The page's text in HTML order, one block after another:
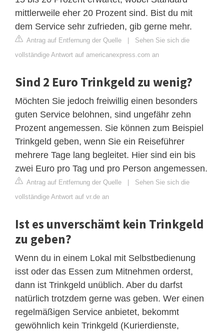
mittlerweile eher 20 Prozent sind. Bist du mit
dem Service sehr zufrieden, gib gerne mehr.
Antrag auf Entfernung der Quelle | Sehen Sie sich die
vollständige Antwort auf americanexpress.com an
Sind 2 Euro Trinkgeld zu wenig?
Möchten Sie jedoch freiwillig einen besonders
guten Service belohnen, sind ungefähr zehn
Prozent angemessen. Sie können zum Beispiel
Trinkgeld geben, wenn Sie ein Reiseführer
mehrere Tage lang begleitet. Hier sind ein bis
zwei Euro pro Tag und pro Person angemessen.
Antrag auf Entfernung der Quelle | Sehen Sie sich die
vollständige Antwort auf vr.de an
Ist es unverschämt kein Trinkgeld
zu geben?
Wenn du in einem Lokal mit Selbstbedienung
isst oder das Essen zum Mitnehmen orderst,
dann ist Trinkgeld unüblich. Aber du darfst
natürlich trotzdem gerne was geben. Wer einen
regelmäßigen Service anbietet, bekommt
gewöhnlich kein Trinkgeld (Kurierdienste,